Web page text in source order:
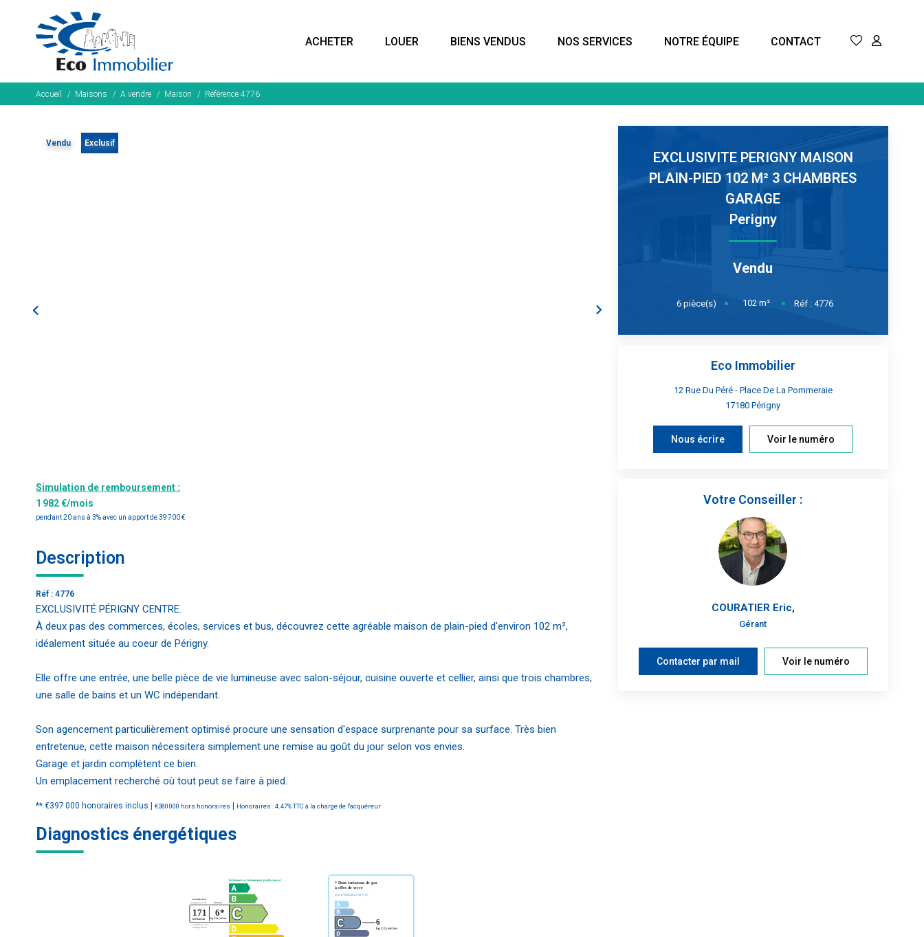
ACHETER LOUER BIENS VENDUS NOS SERVICES NOTRE ÉQUIPE CONTACT
Accueil Maisons A vendre Maison Référence 4776
Vendu Exclusif
Simulation de remboursement :
1 982 €/mois
pendant 20 ans à 3% avec un apport de 39 700 €
Description
Réf : 4776
EXCLUSIVITÉ PÉRIGNY CENTRE.
À deux pas des commerces, écoles, services et bus, découvrez cette agréable maison de plain-pied d'environ 102 m²,
idéalement située au coeur de Périgny.
Elle offre une entrée, une belle pièce de vie lumineuse avec salon-séjour, cuisine ouverte et cellier, ainsi que trois chambres,
une salle de bains et un WC indépendant.
Son agencement particulièrement optimisé procure une sensation d'espace surprenante pour sa surface. Très bien
entretenue, cette maison nécessitera simplement une remise au goût du jour selon vos envies.
Garage et jardin complètent ce bien.
Un emplacement recherché où tout peut se faire à pied.
** €397 000 honoraires inclus €380 000 hors honoraires Honoraires : 4.47% TTC à la charge de l'acquéreur
Diagnostics énergétiques
EXCLUSIVITE PERIGNY MAISON
PLAIN-PIED 102 M² 3 CHAMBRES
GARAGE
Perigny
Vendu
6pièce(s) 102m² Réf :4776
Eco Immobilier
12 Rue Du Péré - Place De La Pommeraie
17180Périgny
Nous écrire Voir le numéro
Votre Conseiller :
COURATIER Eric,
Gérant
Contacter par mail Voir le numéro